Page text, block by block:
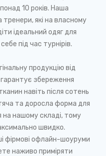
10 років. Наша
тренери, які на власному
ідеальний одяг для
під час турнірів.
продукцію від
збереження
навіть після сотень
та доросла форма для
на нашому складі, тому
швидко.
фірмові офлайн-шоуруми
наживо приміряти